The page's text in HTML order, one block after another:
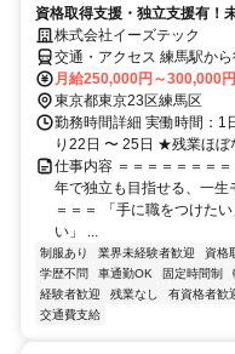
資格取得支援・独立支援有！
株式会社イーズテック
交通・アクセス 練馬駅か
月給250,000円～300,000円
東京都東京23区練馬区
勤務時間詳細 実働時間：1
り22日 〜 25日 ★残業ほぼ
仕事内容 ＝＝＝＝＝＝＝
年で独立も目指せる、一生
＝＝＝ 「手に職をつけた
い」 ...
制服あり 業界未経験者歓迎 資格
学歴不問
車通勤OK 固定時間制
経験者歓迎
残業なし 有資格者歓
交通費支給